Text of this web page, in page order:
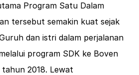
Program Satu Dalam
tersebut semakin kuat sejak
dan istri dalam perjalanan
program SDK ke Boven
tahun 2018. Lewat